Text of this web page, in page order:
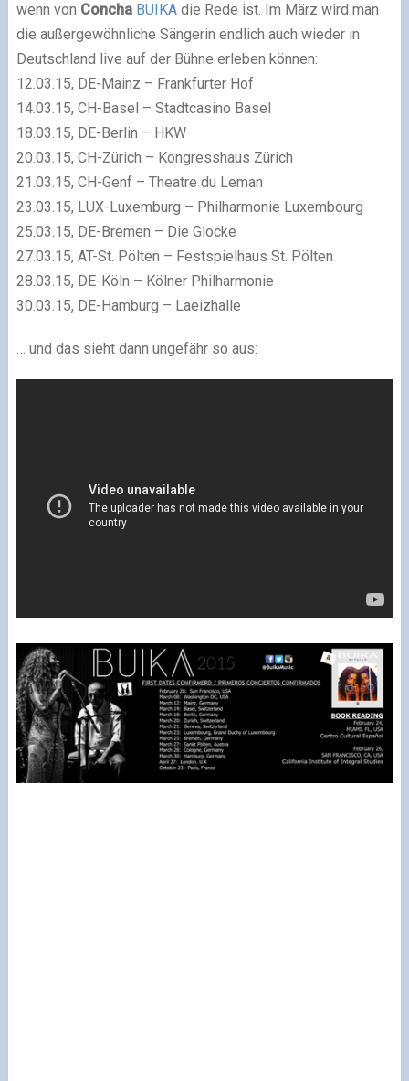
wenn von Concha BUIKAdie Rede ist. Im März wird man
die außergewöhnliche Sängerin endlich auch wieder in
Deutschland live auf der Bühne erleben können:
12.03.15, DE-Mainz – Frankfurter Hof
14.03.15, CH-Basel – Stadtcasino Basel
18.03.15, DE-Berlin – HKW
20.03.15, CH-Zürich – Kongresshaus Zürich
21.03.15, CH-Genf – Theatre du Leman
23.03.15, LUX-Luxemburg – Philharmonie Luxembourg
25.03.15, DE-Bremen – Die Glocke
27.03.15, AT-St. Pölten – Festspielhaus St. Pölten
28.03.15, DE-Köln – Kölner Philharmonie
30.03.15, DE-Hamburg – Laeizhalle
… und das sieht dann ungefähr so aus: